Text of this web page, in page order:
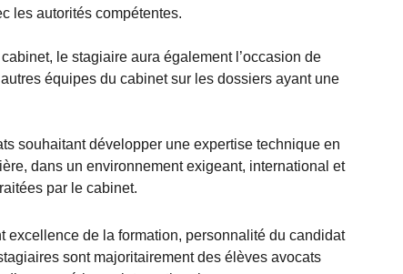
les autorités compétentes.
le stagiaire aura également l’occasion de
équipes du cabinet sur les dossiers ayant une
souhaitant développer une expertise technique en
dans un environnement exigeant, international et
par le cabinet.
excellence de la formation, personnalité du candidat
sont majoritairement des élèves avocats